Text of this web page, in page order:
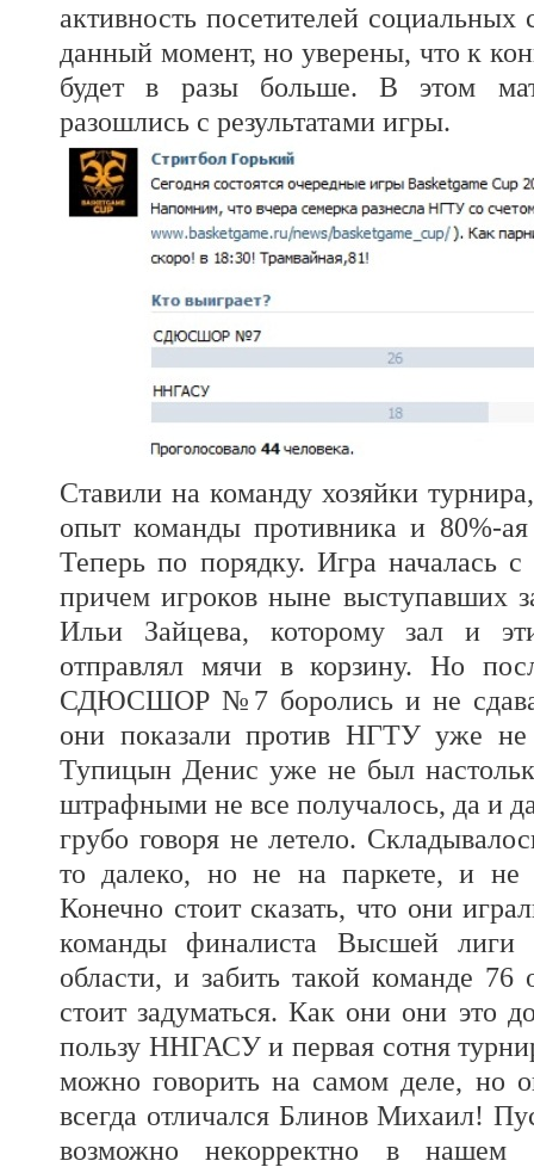
активность посетителей социальных
данный момент, но уверены, что к
будет в разы больше. В этом
разошлись с результатами игры.
Ставили на команду хозяйки
опыт команды противника и 80%-
Теперь по порядку. Игра началась
причем игроков ныне
Ильи Зайцева, которому зал и
отправлял мячи в корзину. Но
СДЮСШОР №7 боролись и не
они показали против НГТУ уже
Тупицын Денис уже не был
штрафными не все получалось, да и
грубо говоря не летело.
то далеко, но не на паркете, и не
Конечно стоит сказать, что они
команды финалиста Высшей лиги
области, и забить такой команде
стоит задуматься. Как они они это
пользу ННГАСУ и первая сотня
можно говорить на самом деле, но
всегда отличался Блинов Михаил!
возможно некорректно в